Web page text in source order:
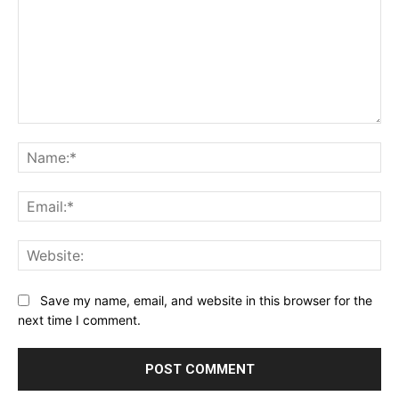
Save my name, email, and website in this browser for the
next time I comment.